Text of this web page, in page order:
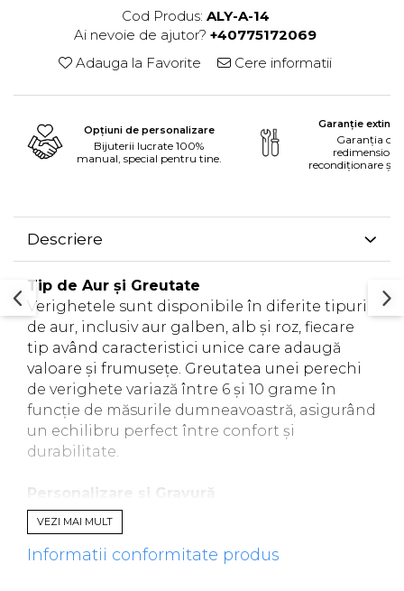
Cod Produs: ALY-A-14
Ai nevoie de ajutor? +40775172069
Adauga la Favorite
Cere informatii
Opțiuni de personalizare
Bijuterii lucrate 100%
manual, special pentru tine.
Garanție
Garanția
recondiționare și
Descriere
Tip de Aur și Greutate
Verighetele sunt disponibile în diferite tipuri
de aur, inclusiv aur galben, alb și roz, fiecare
tip având caracteristici unice care adaugă
valoare și frumusețe. Greutatea unei perechi
de verighete variază între 6 și 10 grame în
funcție de măsurile dumneavoastră, asigurând
un echilibru perfect între confort și
durabilitate.
Personalizare și Gravură
Oferim servicii complete de personalizare,
incluzând adăugarea unei pietre prețioase
sau semiprețioase, precum și gravura internă.
VEZI MAI MULT
Informatii conformitate produs